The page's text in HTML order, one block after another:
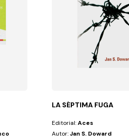
LA SÉPTIMA FUGA
Editorial:Aces
Autor:Jan S. Doward